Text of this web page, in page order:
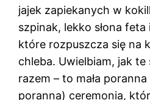
jajek zapiekanych w
szpinak, lekko słona feta
które rozpuszcza się na
chleba. Uwielbiam, jak te
razem – to mała
poranna) ceremonia,